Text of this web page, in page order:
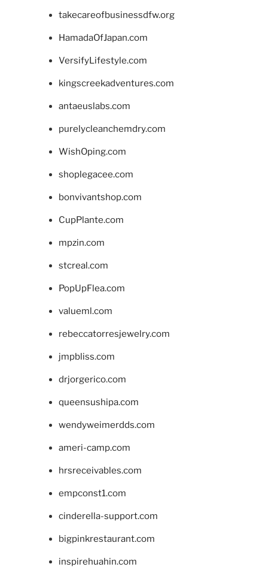
takecareofbusinessdfw.org
HamadaOfJapan.com
VersifyLifestyle.com
kingscreekadventures.com
antaeuslabs.com
purelycleanchemdry.com
WishOping.com
shoplegacee.com
bonvivantshop.com
CupPlante.com
mpzin.com
stcreal.com
PopUpFlea.com
valueml.com
rebeccatorresjewelry.com
jmpbliss.com
drjorgerico.com
queensushipa.com
wendyweimerdds.com
ameri-camp.com
hrsreceivables.com
empconst1.com
cinderella-support.com
bigpinkrestaurant.com
inspirehuahin.com